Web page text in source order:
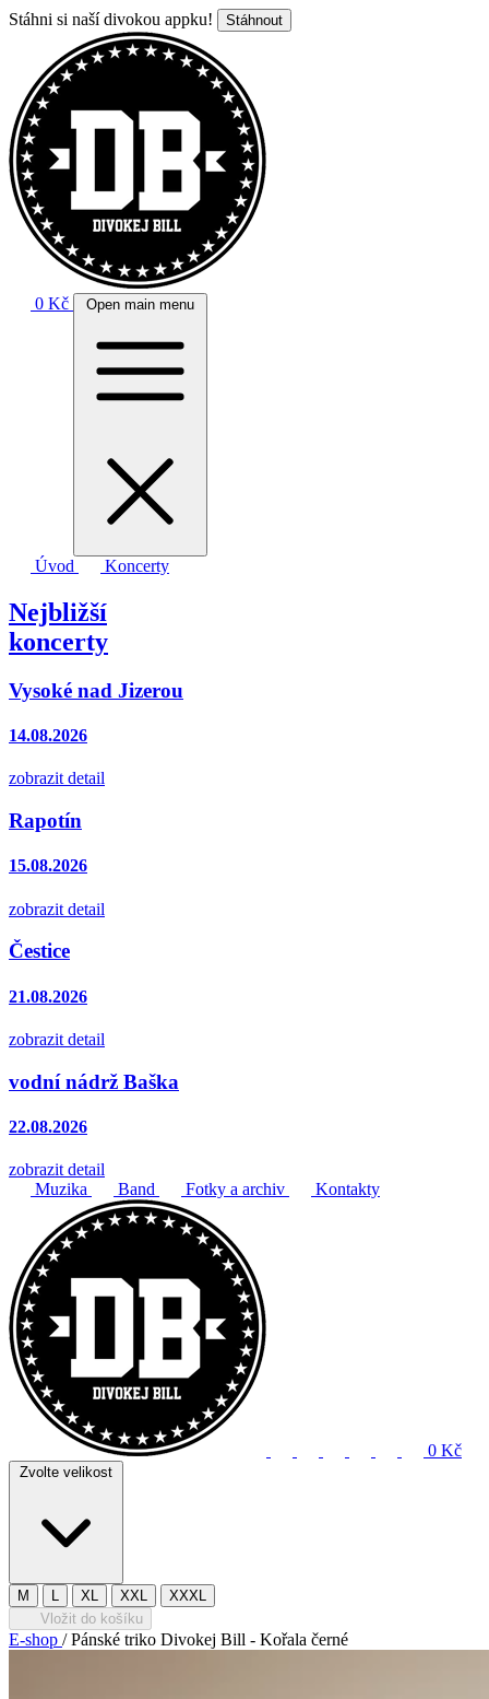
Stáhni si naší divokou appku! Stáhnout
0 Kč Open main menu
Úvod Koncerty
Nejbližší
koncerty
Vysoké nad Jizerou
14.08.2026
zobrazit detail
Rapotín
15.08.2026
zobrazit detail
Čestice
21.08.2026
zobrazit detail
vodní nádrž Baška
22.08.2026
zobrazit detail
Muzika
Band Fotky a archiv Kontakty
0 Kč
Zvolte velikost
M L XL XXL
XXXL
Vložit do košíku
E-shop / Pánské triko Divokej Bill - Kořala černé